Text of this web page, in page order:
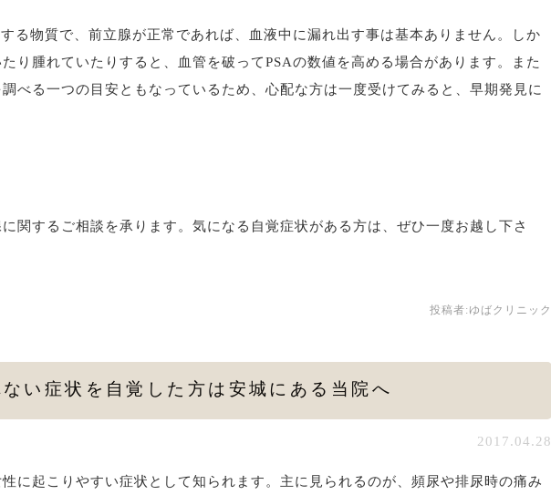
る物質で、前立腺が正常であれば、血液中に漏れ出す事は基本ありません。しか
り腫れていたりすると、血管を破ってPSAの数値を高める場合があります。また
べる一つの目安ともなっているため、心配な方は一度受けてみると、早期発見に
関するご相談を承ります。気になる自覚症状がある方は、ぜひ一度お越し下さ
投稿者: ゆばクリニック
い症状を自覚した方は安城にある当院へ
2017.04.28
に起こりやすい症状として知られます。主に見られるのが、頻尿や排尿時の痛み